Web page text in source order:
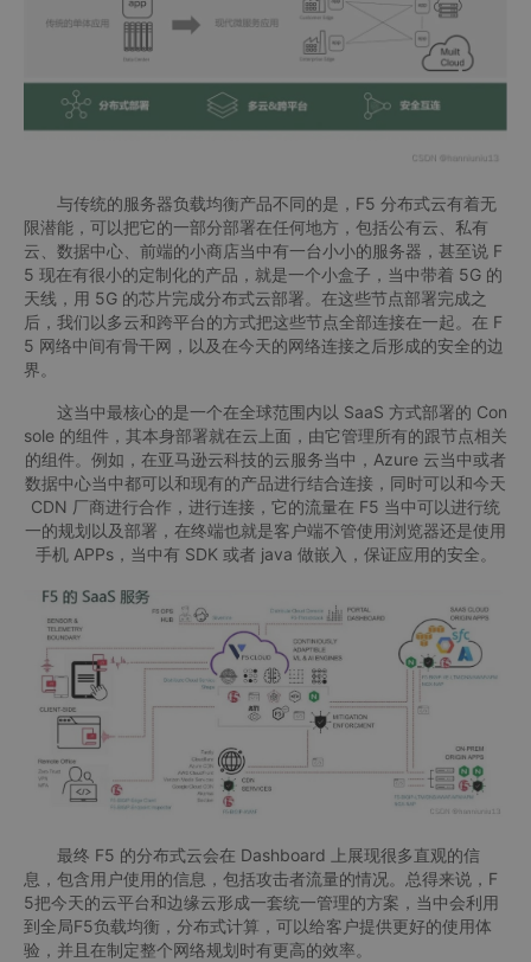
与传统的服务器负载均衡产品不同的是，F5 分布式云有着无
限潜能，可以把它的一部分部署在任何地方，包括公有云、私有
云、数据中心、前端的小商店当中有一台小小的服务器，甚至说 F
5 现在有很小的定制化的产品，就是一个小盒子，当中带着 5G 的
天线，用 5G 的芯片完成分布式云部署。在这些节点部署完成之
后，我们以多云和跨平台的方式把这些节点全部连接在一起。在 F
5 网络中间有骨干网，以及在今天的网络连接之后形成的安全的边
界。
这当中最核心的是一个在全球范围内以 SaaS 方式部署的 Con
sole 的组件，其本身部署就在云上面，由它管理所有的跟节点相关
的组件。例如，在亚马逊云科技的云服务当中，Azure 云当中或者
数据中心当中都可以和现有的产品进行结合连接，同时可以和今天
CDN 厂商进行合作，进行连接，它的流量在 F5 当中可以进行统
一的规划以及部署，在终端也就是客户端不管使用浏览器还是使用
手机 APPs，当中有 SDK 或者 java 做嵌入，保证应用的安全。
最终 F5 的分布式云会在 Dashboard 上展现很多直观的信
息，包含用户使用的信息，包括攻击者流量的情况。总得来说，F
5把今天的云平台和边缘云形成一套统一管理的方案，当中会利用
到全局F5负载均衡，分布式计算，可以给客户提供更好的使用体
验，并且在制定整个网络规划时有更高的效率。